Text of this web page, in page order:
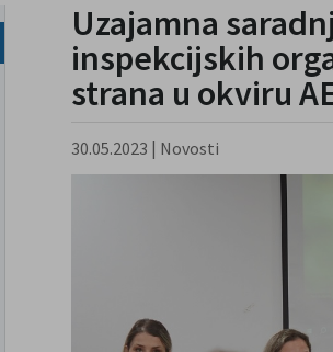
Uzajamna
inspekcijskih
strana u okviru
30.05.2023 | Novosti